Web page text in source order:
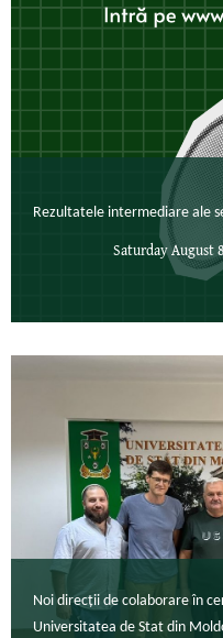
Rezultatele intermediare ale
Saturday August
Noi direcții de colaborare în
Universitatea de Stat din